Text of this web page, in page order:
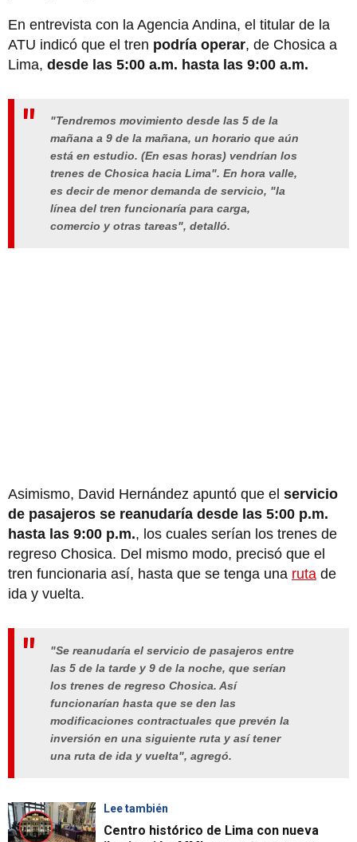
En entrevista con la Agencia Andina, el titular de la
ATU indicó que el tren podría operar, de Chosica a
Lima, desde las 5:00 a.m. hasta las 9:00 a.m.
"Tendremos movimiento desde las 5 de la
mañana a 9 de la mañana, un horario que aún
está en estudio. (En esas horas) vendrían los
trenes de Chosica hacia Lima". En hora valle,
es decir de menor demanda de servicio, "la
línea del tren funcionaría para carga,
comercio y otras tareas", detalló.
Asimismo, David Hernández apuntó que el servicio
de pasajeros se reanudaría desde las 5:00 p.m.
hasta las 9:00 p.m., los cuales serían los trenes de
regreso Chosica. Del mismo modo, precisó que el
tren funcionaria así, hasta que se tenga una ruta de
ida y vuelta.
"Se reanudaría el servicio de pasajeros entre
las 5 de la tarde y 9 de la noche, que serían
los trenes de regreso Chosica. Así
funcionarían hasta que se den las
modificaciones contractuales que prevén la
inversión en una siguiente ruta y así tener
una ruta de ida y vuelta", agregó.
Lee también
Centro histórico de Lima con nueva